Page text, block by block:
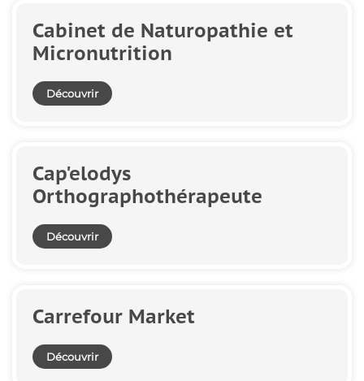
Cabinet de Naturopathie et
Micronutrition
Découvrir
Cap'elodys
Orthographothérapeute
Découvrir
Carrefour Market
Découvrir